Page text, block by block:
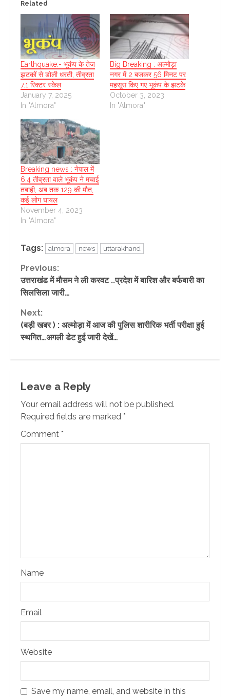
Related
Earthquake:- भूकंप के तेज
झटकों से डोली धरती, तीव्रता
7.1 रिक्टर स्केल
January 7, 2025
In "Almora"
Big Breaking : अल्मोड़ा
नगर में 2 बजकर 56 मिनट पर
महसूस किए गए भूकंप के झटके
October 3, 2023
In "Almora"
Breaking news : नेपाल में
6.4 तीव्रता वाले भूकंप ने मचाई
तबाही, अब तक 129 की मौत,
कई लोग घायल
November 4, 2023
In "Almora"
Tags: almora news uttarakhand
Continue
Reading
Previous:
उत्तराखंड में मौसम ने ली करवट ..प्रदेश में बारिश और बर्फबारी का
सिलसिला जारी…
Next:
(बड़ी खबर ) : अल्मोड़ा में आज की पुलिस शारीरिक भर्ती परीक्षा हुई
स्थगित…अगली डेट हुई जारी देखें…
Leave a Reply
Your email address will not be published.
Required fields are marked *
Comment *
Name
Email
Website
Save my name, email, and website in this